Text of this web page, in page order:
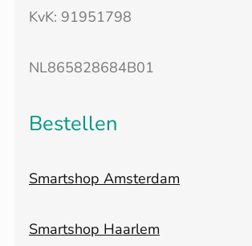
KvK: 91951798
NL865828684B01
Bestellen
Smartshop Amsterdam
Smartshop Haarlem